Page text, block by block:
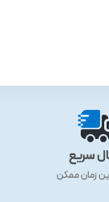
سریع
زمان ممکن